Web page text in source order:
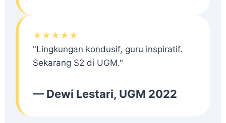
★★★★★
"Lingkungan kondusif, guru inspiratif.
Sekarang S2 di UGM."
— Dewi Lestari, UGM 2022